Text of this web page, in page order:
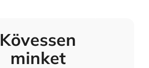
Kövessen
minket